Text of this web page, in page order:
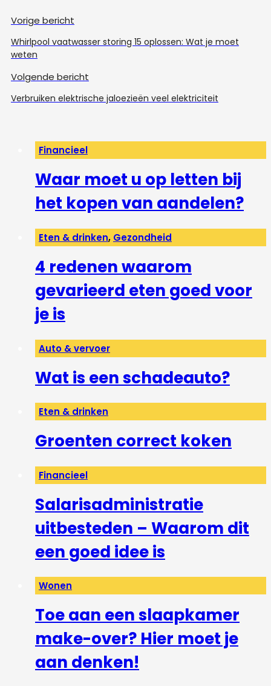
Vorige bericht
Whirlpool vaatwasser storing 15 oplossen: Wat je moet
weten
Volgende bericht
Verbruiken elektrische jaloezieën veel elektriciteit
Financieel
Waar moet u op letten bij
het kopen van aandelen?
Eten & drinken, Gezondheid
4 redenen waarom
gevarieerd eten goed voor
je is
Auto & vervoer
Wat is een schadeauto?
Eten & drinken
Groenten correct koken
Financieel
Salarisadministratie
uitbesteden – Waarom dit
een goed idee is
Wonen
Toe aan een slaapkamer
make-over? Hier moet je
aan denken!